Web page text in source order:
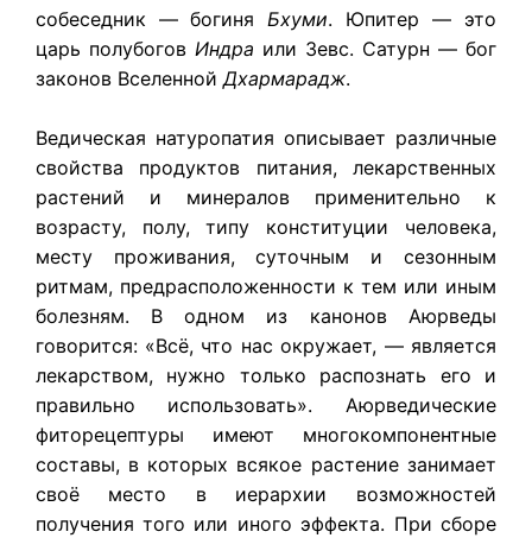
собеседник — богиня Бхуми. Юпитер — это
царь полубогов Индра или Зевс. Сатурн — бог
законов Вселенной Дхармарадж.
Ведическая натуропатия описывает различные
свойства продуктов питания, лекарственных
растений и минералов применительно к
возрасту, полу, типу конституции человека,
месту проживания, суточным и сезонным
ритмам, предрасположенности к тем или иным
болезням. В одном из канонов Аюрведы
говорится: «Всё, что нас окружает, — является
лекарством, нужно только распознать его и
правильно использовать». Аюрведические
фиторецептуры имеют многокомпонентные
составы, в которых всякое растение занимает
своё место в иерархии возможностей
получения того или иного эффекта. При сборе